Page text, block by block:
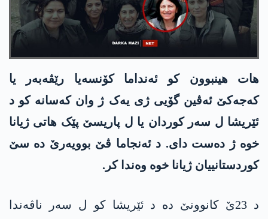
هات هینبوون کو ئەنداما کۆنسەیا رێڤەبەر یا
كه‌جه‌كێ ئەڤین گۆیی ژی یەک ژ وان کەسانە کو د
ئێریشا ل سەر کوردان یا ل پاریسێ پێک هاتی ژیانا
خوە ژ دەست دای. د ئەنجاما ڤێ بوویەرێ دە سێ
کوردستانییان ژیانا خوە وەندا کر.
د 23ێ کانوونێ دە د ئێریشا کو ل سه‌ر ناڤەندا